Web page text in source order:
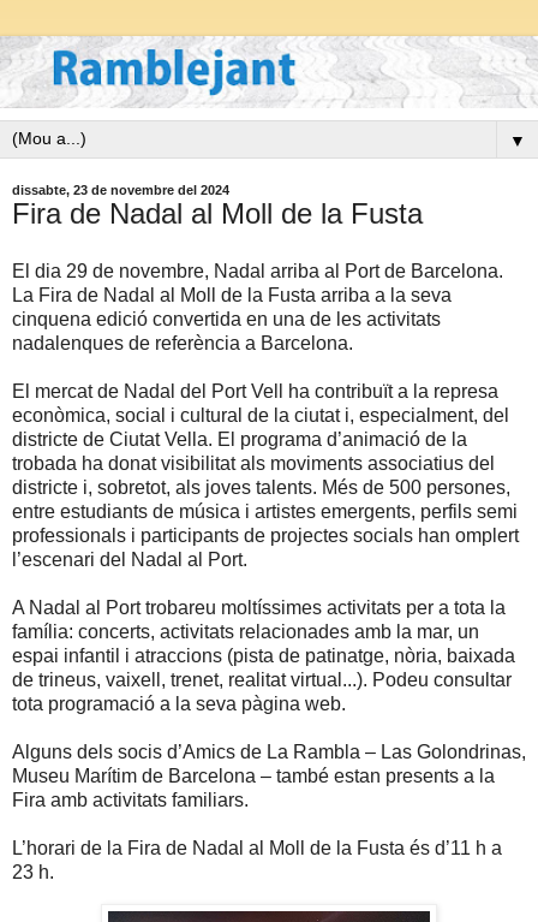
▼
dissabte, 23 de novembre del 2024
Fira de Nadal al Moll de la Fusta
El dia 29 de novembre, Nadal arriba al Port de Barcelona.
La Fira de Nadal al Moll de la Fusta arriba a la seva
cinquena edició convertida en una de les activitats
nadalenques de referència a Barcelona.
El mercat de Nadal del Port Vell ha contribuït a la represa
econòmica, social i cultural de la ciutat i, especialment, del
districte de Ciutat Vella. El programa d’animació de la
trobada ha donat visibilitat als moviments associatius del
districte i, sobretot, als joves talents. Més de 500 persones,
entre estudiants de música i artistes emergents, perfils semi
professionals i participants de projectes socials han omplert
l’escenari del Nadal al Port.
A Nadal al Port trobareu moltíssimes activitats per a tota la
família: concerts, activitats relacionades amb la mar, un
espai infantil i atraccions (pista de patinatge, nòria, baixada
de trineus, vaixell, trenet, realitat virtual...). Podeu consultar
tota programació a la seva pàgina web.
Alguns dels socis d’Amics de La Rambla – Las Golondrinas,
Museu Marítim de Barcelona – també estan presents a la
Fira amb activitats familiars.
L’horari de la Fira de Nadal al Moll de la Fusta és d’11 h a
23 h.